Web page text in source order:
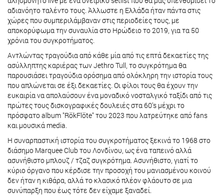
αδιανόητο ταλέντο τους. Άλλωστε η Ελλάδα ήταν πάντα στις
χώρες που συμπεριλάμβαναν στις περιοδείες τους, με
αποκορύφωμα την συναυλία στο Ηρώδειο το 2019, για τα 50
χρόνια του συγκροτήματος.
Αντλώντας τραγούδια από κάθε μία από τις επτά δεκαετίες της
ασύλληπτης καριέρας των Jethro Tull, το συγκρότημα θα
παρουσιάσει τραγούδια ορόσημα από ολόκληρη την ιστορία τους
που απλώνεται σε έξι δεκαετίες. Οι φίλοι τους θα έχουν την
ευκαιρία να απολαύσουν ένα μοναδικό νοσταλγικό ταξίδι από τις
πρώτες τους δισκογραφικές δουλειές στα 60’s μέχρι το
πρόσφατο album "RökFlöte" του 2023 που λατρεύτηκε από fans
και μουσικά media.
Η συναρπαστική ιστορία του συγκροτήματος ξεκινά το 1968 στο
διάσημο Marquee Club του Λονδίνου, ως ένα ταπεινό αλλά
ασυνήθιστο μπλουζ / τζαζ συγκρότημα. Ασυνήθιστο, γιατί το
κύριο όργανο που κέρδισε την προσοχή του μανιασμένου κοινού
δεν ήταν η κιθάρα, αλλά το κλασικό πλέον φλάουτο σε μια
συνύπαρξη που έως τότε δεν είχαμε ξαναδεί.